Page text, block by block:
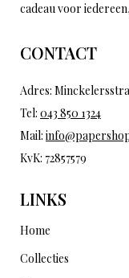
cadeau voor
CONTACT
Adres:
Tel: 043 850 1324
Mail:
KvK: 72857579
LINKS
Home
Collecties